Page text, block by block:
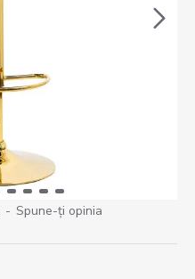
- Spune-ţi opinia